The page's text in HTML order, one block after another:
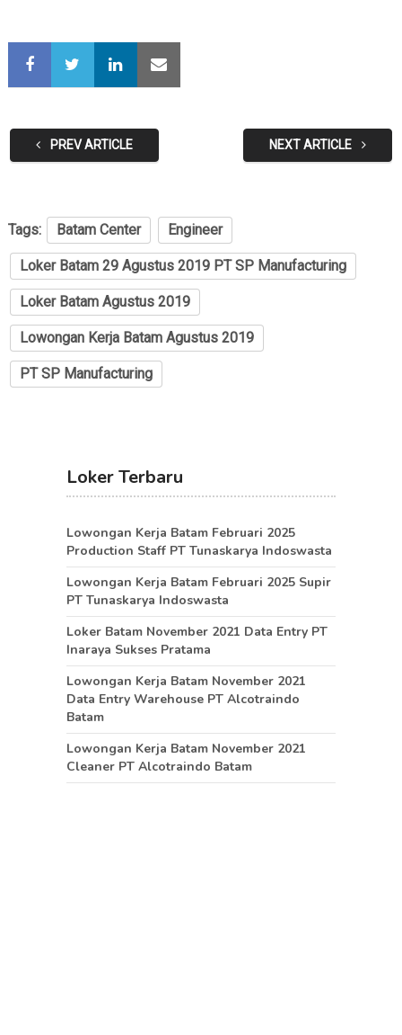
PREV ARTICLE NEXT ARTICLE
Tags: Batam Center Engineer
Loker Batam 29 Agustus 2019 PT SP Manufacturing
Loker Batam Agustus 2019
Lowongan Kerja Batam Agustus 2019
PT SP Manufacturing
Loker Terbaru
Lowongan Kerja Batam Februari 2025
Production Staff PT Tunaskarya Indoswasta
Lowongan Kerja Batam Februari 2025 Supir
PT Tunaskarya Indoswasta
Loker Batam November 2021 Data Entry PT
Inaraya Sukses Pratama
Lowongan Kerja Batam November 2021
Data Entry Warehouse PT Alcotraindo
Batam
Lowongan Kerja Batam November 2021
Cleaner PT Alcotraindo Batam